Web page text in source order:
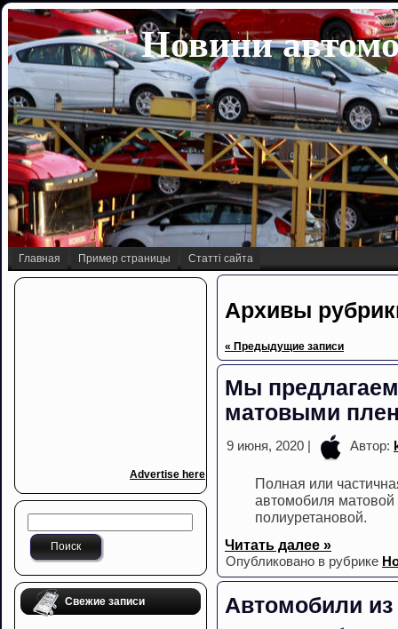
Новини
Главная Пример страницы Статті сайта
Advertise here
Свежие записи
Архивы
« Предыдущие записи
Мы
матовыми
9 июня, 2020 | Автор:
Полная или
автомобиля
полиуретановой.
Читать далее »
Опубликовано в рубрике
Автомобили